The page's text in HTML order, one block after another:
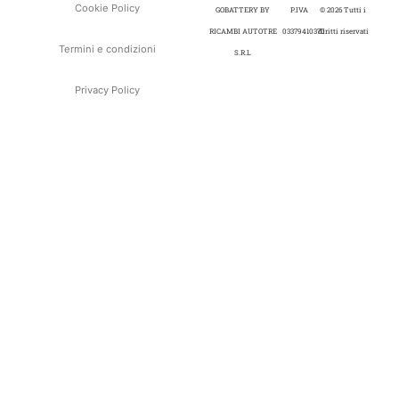
GOBATTERY BY
RICAMBI AUTOTRE
S.R.L
P.IVA
03379410370
© 2026 Tutti i
diritti riservati
Cookie Policy
Termini e condizioni
Privacy Policy